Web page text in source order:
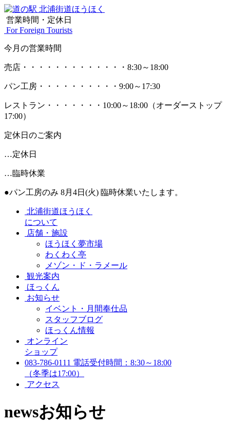
営業時間・定休日
For Foreign Tourists
今月の営業時間
売店 ・・・・・・・・・・・・・ 8:30～18:00
パン工房 ・・・・・・・・・・ 9:00～17:30
レストラン ・・・・・・・ 10:00～18:00 （オーダーストップ
17:00）
定休日のご案内
…定休日
…臨時休業
●パン工房のみ 8月4日(火) 臨時休業いたします。
北浦街道ほうほく
について
店舗・施設
ほうほく夢市場
わくわく亭
メゾン・ド・ラメール
観光案内
ほっくん
お知らせ
イベント・月間奉仕品
スタッフブログ
ほっくん情報
オンライン
ショップ
083-786-0111 電話受付時間：8:30～18:00
（冬季は17:00）
アクセス
newsお知らせ